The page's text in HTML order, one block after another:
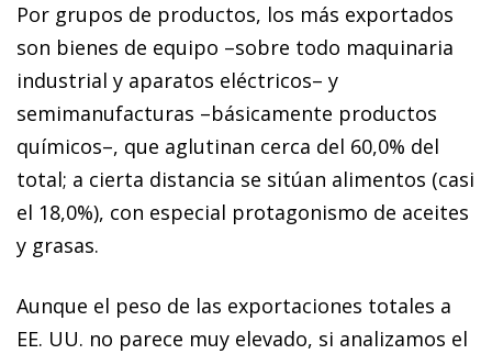
Por grupos de productos, los más exportados
son bienes de equipo –sobre todo maquinaria
industrial y aparatos eléctricos– y
semimanufacturas –básicamente productos
químicos–, que aglutinan cerca del 60,0% del
total; a cierta distancia se sitúan alimentos (casi
el 18,0%), con especial protagonismo de aceites
y grasas.
Aunque el peso de las exportaciones totales a
EE. UU. no parece muy elevado, si analizamos el